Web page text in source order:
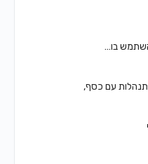
בו…
עם כסף,